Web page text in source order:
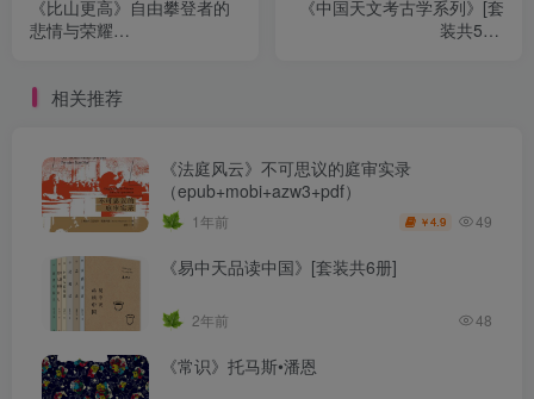
《比山更高》自由攀登者的
悲情与荣耀
《中国天文考古学系列》[套
装共5卷]
相关推荐
《法庭风云》不可思议的庭审实录
（epub+mobi+azw3+pdf）
1年前 ￥4.9 49
《易中天品读中国》[套装共6册]
2年前 48
《常识》托马斯•潘恩